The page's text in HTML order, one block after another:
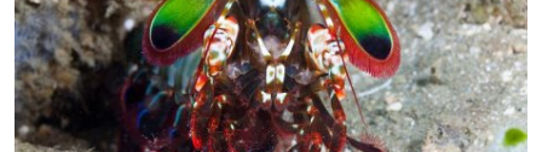
UOL ADS
Uol pt Bate Papo Gratis
Mundo